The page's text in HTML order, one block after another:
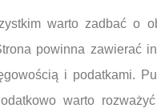
warto zadbać o
powinna zawierać
i podatkami.
warto